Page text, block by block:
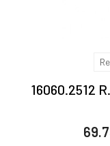
16060.2512